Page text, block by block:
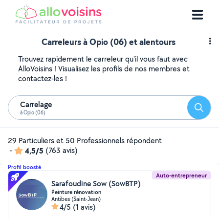
Carreleurs à Opio (06) et alentours
Trouvez rapidement le carreleur qu'il vous faut avec
AlloVoisins ! Visualisez les profils de nos membres et
contactez-les !
Carrelage
à Opio (06)
29 Particuliers et 50 Professionnels répondent
-
4,5/5 (763 avis)
Profil boosté
Auto-entrepreneur
Sarafoudine Sow (SowBTP)
Peinture rénovation
Antibes (Saint-Jean)
4/5 (1 avis)